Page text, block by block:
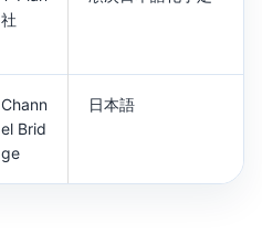
社
Chann
el Brid
ge
日本語